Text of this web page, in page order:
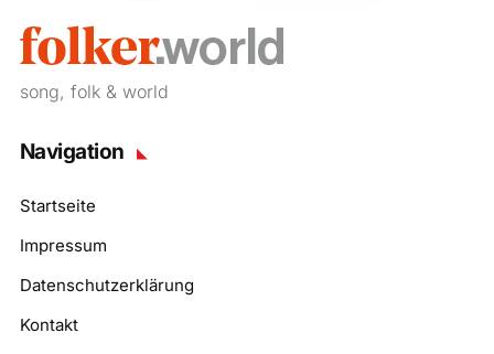
song, folk & world
Navigation
Startseite
Impressum
Datenschutzerklärung
Kontakt